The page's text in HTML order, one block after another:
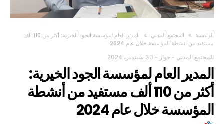
‫الرئيسية‬ المجتمع المدني
المدير العام لمؤسسة الجود الخيرية: أكثر من 110 ألف
مستفيد من أنشطة المؤسسة خلال عام 2024
المجتمع المدني - حوار - 30 سبتمبر، 2024
المدير العام لمؤسسة الجود الخيرية:
أكثر من 110 ألف مستفيد من أنشطة
المؤسسة خلال عام 2024